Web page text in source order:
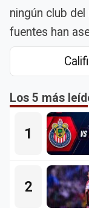
ningún club
fuentes han
Los 5 más
1
2